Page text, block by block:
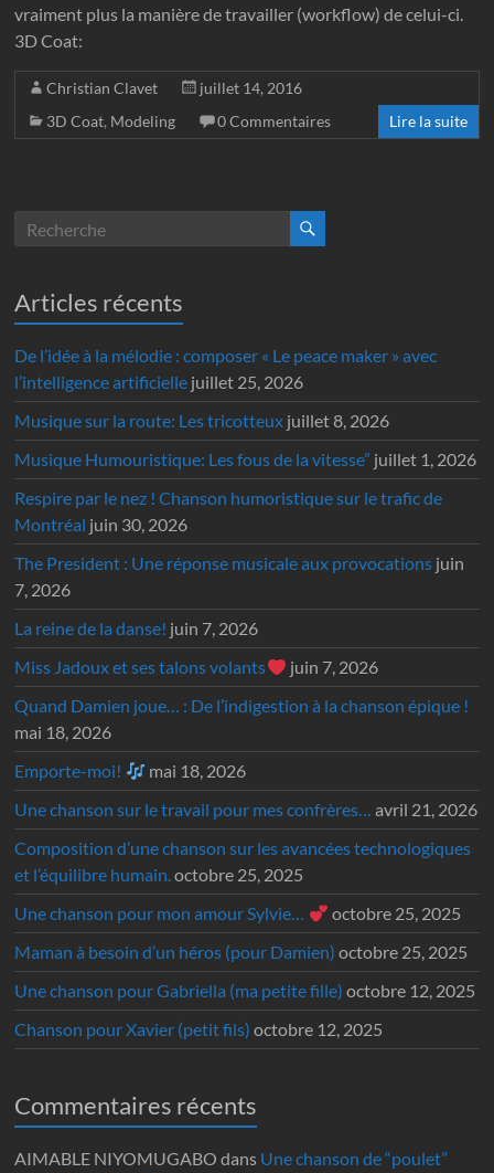
vraiment plus la manière de travailler (workflow) de celui-ci.
3D Coat:
Christian Clavet
juillet 14, 2016
3D Coat, Modeling 0 Commentaires Lire la suite
Articles récents
De l’idée à la mélodie : composer « Le peace maker » avec
l’intelligence artificielle juillet 25, 2026
Musique sur la route: Les tricotteux juillet 8, 2026
Musique Humouristique: Les fous de la vitesse” juillet 1, 2026
Respire par le nez ! Chanson humoristique sur le trafic de
Montréal juin 30, 2026
The President : Une réponse musicale aux provocations juin
7, 2026
La reine de la danse! juin 7, 2026
Miss Jadoux et ses talons volants
juin 7, 2026
Quand Damien joue… : De l’indigestion à la chanson épique !
mai 18, 2026
Emporte-moi!
mai 18, 2026
Une chanson sur le travail pour mes confrères… avril 21, 2026
Composition d’une chanson sur les avancées technologiques
et l’équilibre humain.octobre 25, 2025
Une chanson pour mon amour Sylvie…
octobre 25, 2025
Maman à besoin d’un héros (pour Damien) octobre 25, 2025
Une chanson pour Gabriella (ma petite fille) octobre 12, 2025
Chanson pour Xavier (petit fils) octobre 12, 2025
Commentaires récents
AIMABLE NIYOMUGABO dans Une chanson de “poulet”